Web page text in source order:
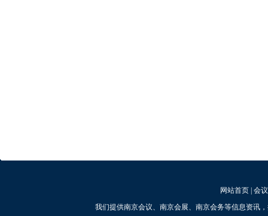
网站首页| 会
我们提供南京会议、南京会展、南京会务等信息资讯